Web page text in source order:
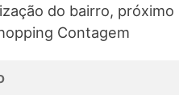
do bairro,
Contagem